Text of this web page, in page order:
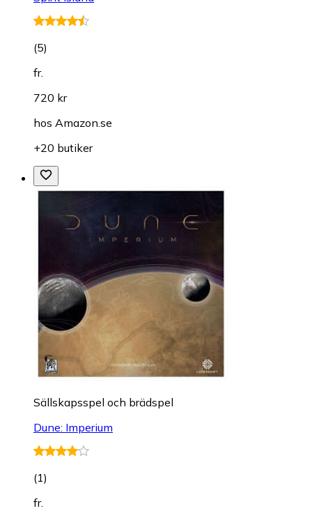
(5)
fr.
720 kr
hos Amazon.se
+20 butiker
Sällskapsspel och brädspel
Dune: Imperium
(1)
fr.